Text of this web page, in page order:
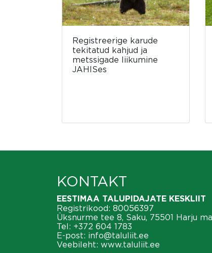
Registreerige karude
tekitatud kahjud ja
metssigade liikumine
JAHISes
KONTAKT
EESTIMAA TALUPIDAJATE KESKLIIT
Registrikood: 80056397
Üksnurme tee 8, Saku, 75501 Harju
Tel: +372 604 1783
E-post: info@taluliit.ee
Veebileht: www.taluliit.ee